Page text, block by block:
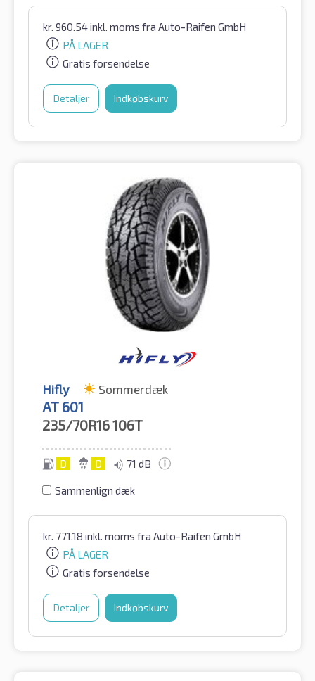
kr. 960.54inkl. moms fra Auto-Raifen GmbH
PÅ LAGER
Gratis forsendelse
Detaljer Indkøbskurv
Hifly Sommerdæk
AT 601
235/70R16106T
D D 71 dB
Sammenlign dæk
kr. 771.18 inkl. moms fra Auto-Raifen GmbH
PÅ LAGER
Gratis forsendelse
Detaljer Indkøbskurv